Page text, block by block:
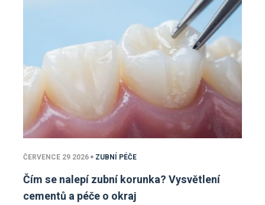
ČERVENCE 29 2026 ZUBNÍ PÉČE
Čím se nalepí zubní korunka? Vysvětlení
cementů a péče o okraj